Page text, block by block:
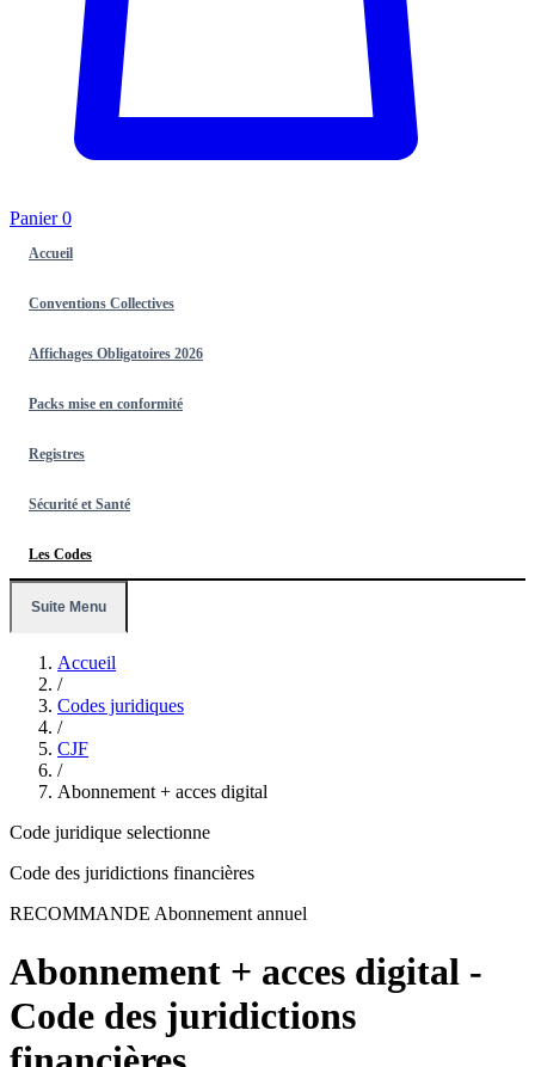
Panier0
Accueil
Conventions Collectives
Affichages Obligatoires 2026
Packs mise en conformité
Registres
Sécurité et Santé
Les Codes
Suite Menu
Accueil
/
Codes juridiques
/
CJF
/
Abonnement + acces digital
Code juridique selectionne
Code des juridictions financières
RECOMMANDE Abonnement annuel
Abonnement + acces digital -
Code des juridictions